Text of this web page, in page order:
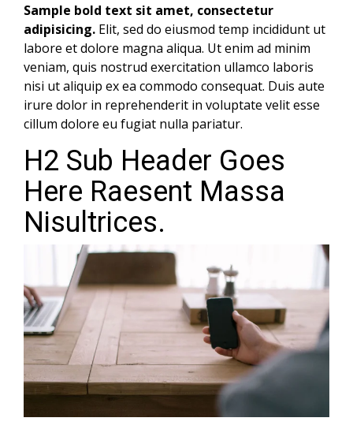
Sample bold text sit amet, consectetur
adipisicing. Elit, sed do eiusmod temp incididunt ut
labore et dolore magna aliqua. Ut enim ad minim
veniam, quis nostrud exercitation ullamco laboris
nisi ut aliquip ex ea commodo consequat. Duis aute
irure dolor in reprehenderit in voluptate velit esse
cillum dolore eu fugiat nulla pariatur.
H2 Sub Header Goes
Here Raesent Massa
Nisultrices.